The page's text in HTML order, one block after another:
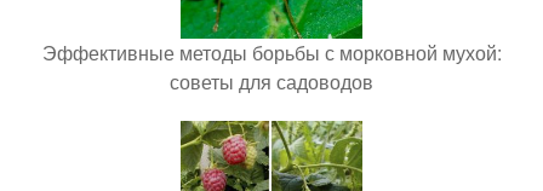
Эффективные методы борьбы с морковной мухой:
советы для садоводов